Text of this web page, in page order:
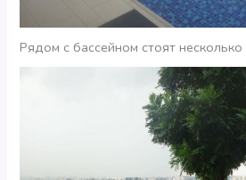
Рядом с бассейном стоят несколько